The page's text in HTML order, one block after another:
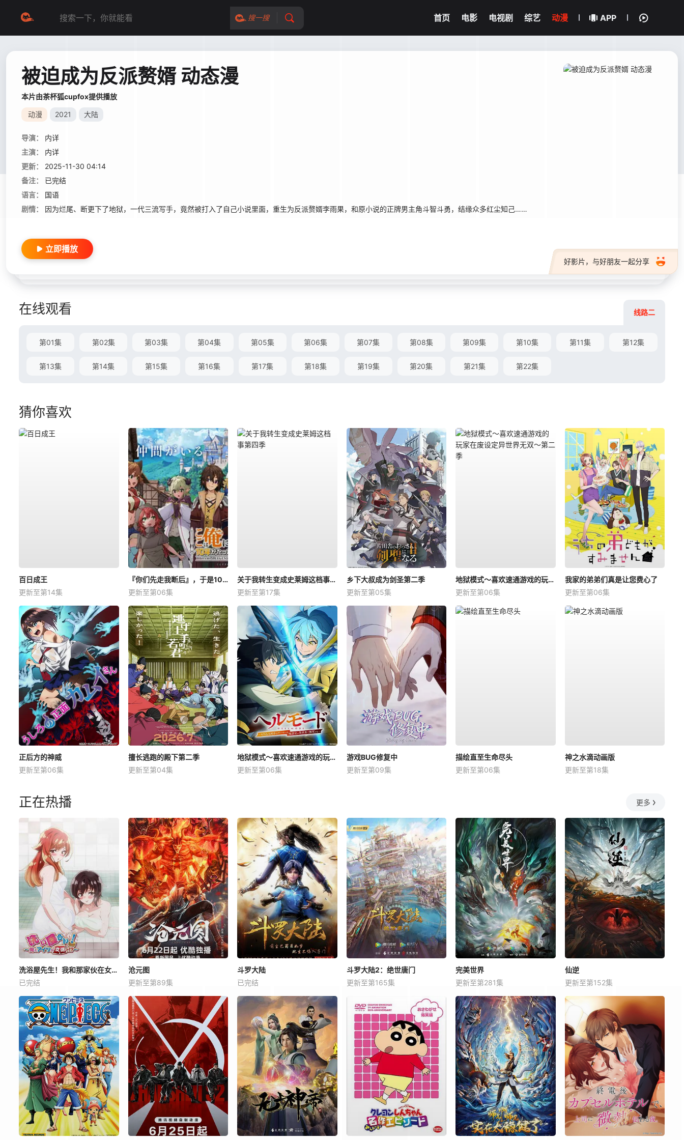
搜一搜 首页 电影 电视剧 综艺 动漫 APP
被迫成为反派赘婿 动态漫
本片由茶杯狐cupfox提供播放
动漫 2021 大陆
导演：
内详
主演：
内详
更新：
2025-11-30 04:14
备注：
已完结
语言：
国语
剧情：
因为烂尾、断更下了地狱，一代三流写手，竟然被打入了自己小说里面，重生为反派赘婿李雨果，和原小说的正牌男主角斗智斗勇，结缘众多红尘知己……
好影片，与好朋友一起分享
立即播放
在线观看 线路二
第01集 第02集 第03集 第04集 第05集 第06集 第07集 第08集 第09集 第10集 第11集 第12集
第13集 第14集 第15集 第16集 第17集 第18集 第19集 第20集 第21集 第22集
猜你喜欢
百日成王
更新至第14集
『你们先走我断后』，于是10年后我成为了传说
更新至第06集
关于我转生变成史莱姆这档事第四季
更新至第17集
乡下大叔成为剑圣第二季
更新至第05集
地狱模式～喜欢速通游戏的玩家在废设定异世界无双～第二季
更新至第06集
我家的弟弟们真是让您费心了
更新至第06集
正后方的神威
更新至第06集
擅长逃跑的殿下第二季
更新至第04集
地狱模式～喜欢速通游戏的玩家在废设定异世界无双～第2季
更新至第06集
游戏BUG修复中
更新至第09集
描绘直至生命尽头
更新至第06集
神之水滴动画版
更新至第18集
正在热播 更多
洗浴屋先生！我和那家伙在女浴池！？
已完结
沧元图
更新至第89集
斗罗大陆
已完结
斗罗大陆2：绝世唐门
更新至第165集
完美世界
更新至第281集
仙逆
更新至第152集